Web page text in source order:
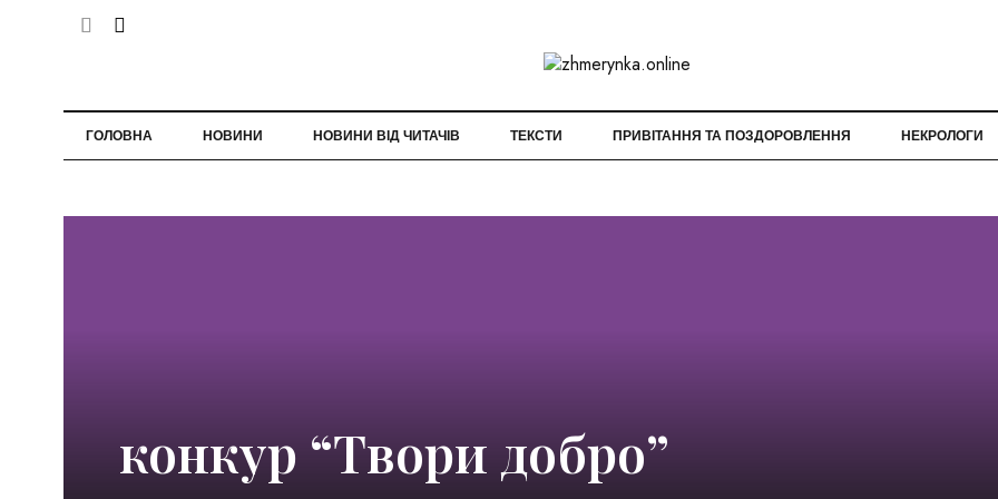
ГОЛОВНА НОВИНИ НОВИНИ ВІД ЧИТАЧІВ ТЕКСТИ ПРИВІТАННЯ ТА ПОЗДОРОВЛЕННЯ НЕКРОЛОГИ
конкур “Твори добро”